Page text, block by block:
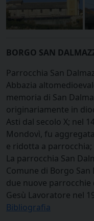
BORGO SAN
Parrocchia San
Abbazia
memoria di San
originariamente in
Asti dal secolo X; nel
Mondovì, fu
e ridotta a parrocchia;
La parrocchia San
Comune di Borgo
due nuove parrocchie
Gesù Lavoratore nel
Bibliografia